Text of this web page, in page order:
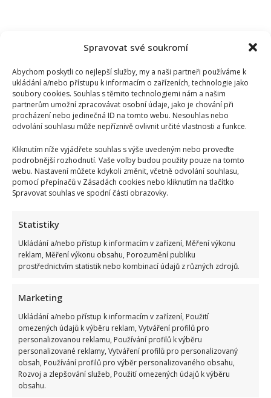
Spravovat své soukromí
Abychom poskytli co nejlepší služby, my a naši partneři používáme k
ukládání a/nebo přístupu k informacím o zařízeních, technologie jako
soubory cookies. Souhlas s těmito technologiemi nám a našim
partnerům umožní zpracovávat osobní údaje, jako je chování při
procházení nebo jedinečná ID na tomto webu. Nesouhlas nebo
odvolání souhlasu může nepříznivě ovlivnit určité vlastnosti a funkce.
Kliknutím níže vyjádřete souhlas s výše uvedeným nebo proveďte
podrobnější rozhodnutí. Vaše volby budou použity pouze na tomto
webu. Nastavení můžete kdykoli změnit, včetně odvolání souhlasu,
pomocí přepínačů v Zásadách cookies nebo kliknutím na tlačítko
Spravovat souhlas ve spodní části obrazovky.
Statistiky
Ukládání a/nebo přístup k informacím v zařízení, Měření výkonu
reklam, Měření výkonu obsahu, Porozumění publiku
prostřednictvím statistik nebo kombinací údajů z různých zdrojů.
Marketing
Ukládání a/nebo přístup k informacím v zařízení, Použití
omezených údajů k výběru reklam, Vytváření profilů pro
personalizovanou reklamu, Používání profilů k výběru
personalizované reklamy, Vytváření profilů pro personalizovaný
obsah, Používání profilů pro výběr personalizovaného obsahu,
Rozvoj a zlepšování služeb, Použití omezených údajů k výběru
obsahu.
ČESKÉ CELEBRITY NORA FRIDRICHOVÁ
Přidejte svůj názor
Lenka Marousková
Lenka je hlavní postavou našeho redakčního týmu. Po několika letech
dělá rozhovory s osobnostmi, nebo píše vaše příběhy ze života. Svůj
volný čas nejraději věnuje své rodině.